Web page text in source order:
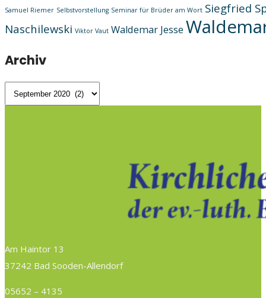
Samuel Riemer Selbstvorstellung Seminar für Brüder am Wort Siegfried
Naschilewski Viktor Vaut Waldemar Jesse
Archiv
Archiv
Am Haintor 13
37242 Bad Sooden-Allendorf
05652 – 4135